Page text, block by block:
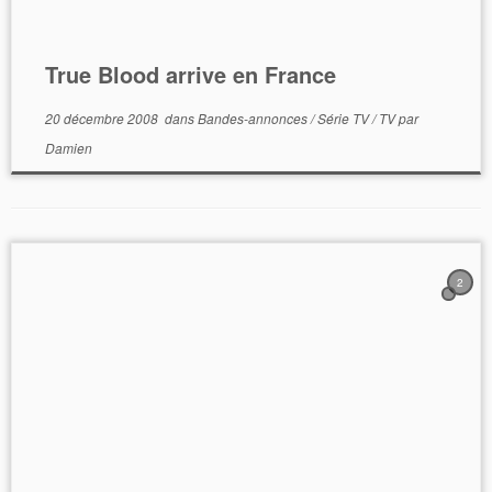
True Blood arrive en France
20 décembre 2008dansBandes-annonces/Série TV/TVpar
Damien
2